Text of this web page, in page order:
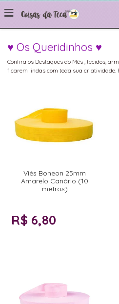
♥ Os Queridinhos ♥
Confira os Destaques do Mês , tecidos,
ficarem lindas com toda sua criatividade.
Viés Boneon 25mm
Amarelo Canário (10
metros)
R$ 6,80